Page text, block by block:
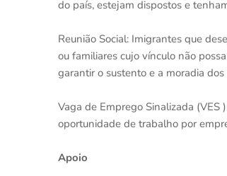
do país, estejam dispostos e
Reunião Social: Imigrantes que
ou familiares cujo vínculo não
garantir o sustento e a moradia dos
Vaga de Emprego Sinalizada
oportunidade de trabalho por
Apoio